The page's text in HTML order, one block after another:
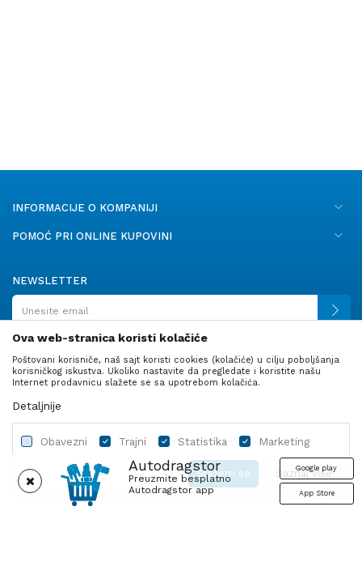
Autodragstor
Preuzmite besplatno
Autodragstor app
Google play
App Store
INFORMACIJE O KOMPANIJI
POMOĆ PRI ONLINE KUPOVINI
NEWSLETTER
PRATITE NAS
Autodelovi Ulje i tečnosti
Ova web-stranica koristi kolačiće
Poštovani korisniče, naš sajt koristi cookies (kolačiće) u cilju poboljšanja
korisničkog iskustva. Ukoliko nastavite da pregledate i koristite našu
Internet prodavnicu slažete se sa upotrebom kolačića.
Detaljnije
Obavezni Trajni Statistika Marketing
Saznaj više
Slažem se